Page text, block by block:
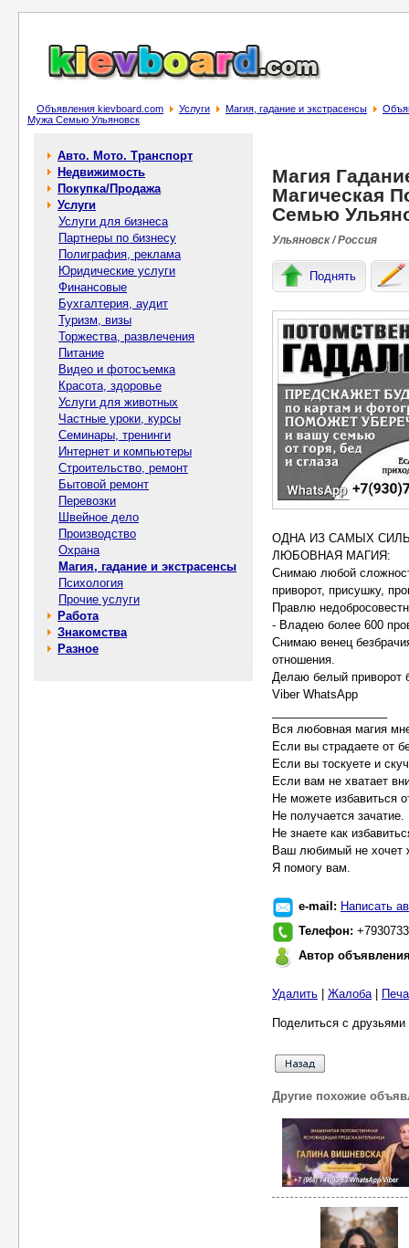
Объявления kievboard.com Услуги Магия, гадание и экстрасенсы
Мужа Семью Ульяновск
Авто. Мото. Транспорт
Недвижимость
Покупка/Продажа
Услуги
Услуги для бизнеса
Партнеры по бизнесу
Полиграфия, реклама
Юридические услуги
Финансовые
Бухгалтерия, аудит
Туризм, визы
Торжества, развлечения
Питание
Видео и фотосъемка
Красота, здоровье
Услуги для животных
Частные уроки, курсы
Семинары, тренинги
Интернет и компьютеры
Строительство, ремонт
Бытовой ремонт
Перевозки
Швейное дело
Производство
Охрана
Магия, гадание и экстрасенсы
Психология
Прочие услуги
Работа
Знакомства
Разное
Магия
Магическая
Семью
Ульяновск / Россия
Поднять
ОДНА ИЗ САМЫХ
ЛЮБОВНАЯ МАГИЯ:
Снимаю любой
приворот, присушку,
Правлю
- Владею более 600
Снимаю венец
отношения.
Делаю белый приворот
Viber WhatsApp
Вся любовная магия
Если вы страдаете от
Если вы тоскуете и
Если вам не хватает
Не можете избавиться
Не получается зачатие.
Не знаете как
Ваш любимый не хочет
Я помогу вам.
e-mail: Написать
Телефон:
Автор
Удалить Жалоба|
Поделиться с
Другие похожие